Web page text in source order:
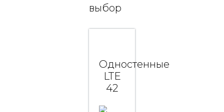
выбор
Одностенные
LTE
42